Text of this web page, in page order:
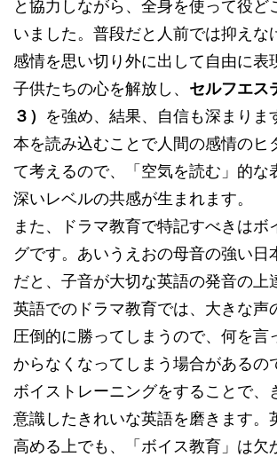
と協力しながら、全身を使って役ど
いました。普段だと人前では抑えな
感情を思い切り外に出して自由に表
子供たちの心を解放し、 セルフエ
３） を強め、結果、自信も深まりま
本を読み込むことで人間の感情のヒ
て考えるので、「空気を読む」的な
深いレベルの共感が生まれます。
また、ドラマ教育で特記すべきはボ
グです。あいうえおの母音の強い日
だと、子音が大切な英語の発音の上
英語でのドラマ教育では、大きな声
圧倒的に勝ってしまうので、何を言
からなくなってしまう場合があるの
ボイストレーニングをすることで、
意識したきれいな英語を磨きます。
高める上でも、「ボイス教育」は欠